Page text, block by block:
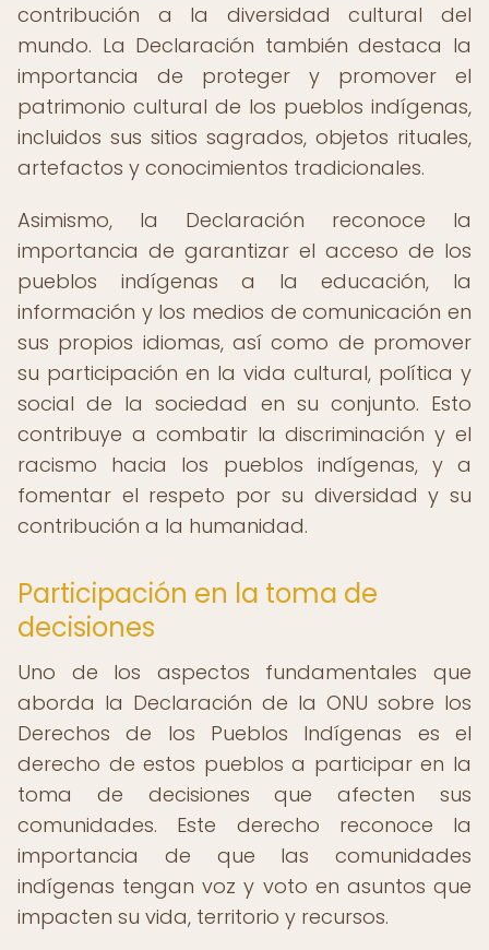
contribución a la diversidad cultural del
mundo. La Declaración también destaca la
importancia de proteger y promover el
patrimonio cultural de los pueblos indígenas,
incluidos sus sitios sagrados, objetos rituales,
artefactos y conocimientos tradicionales.
Asimismo, la Declaración reconoce la
importancia de garantizar el acceso de los
pueblos indígenas a la educación, la
información y los medios de comunicación en
sus propios idiomas, así como de promover
su participación en la vida cultural, política y
social de la sociedad en su conjunto. Esto
contribuye a combatir la discriminación y el
racismo hacia los pueblos indígenas, y a
fomentar el respeto por su diversidad y su
contribución a la humanidad.
Participación en la toma de
decisiones
Uno de los aspectos fundamentales que
aborda la Declaración de la ONU sobre los
Derechos de los Pueblos Indígenas es el
derecho de estos pueblos a participar en la
toma de decisiones que afecten sus
comunidades. Este derecho reconoce la
importancia de que las comunidades
indígenas tengan voz y voto en asuntos que
impacten su vida, territorio y recursos.